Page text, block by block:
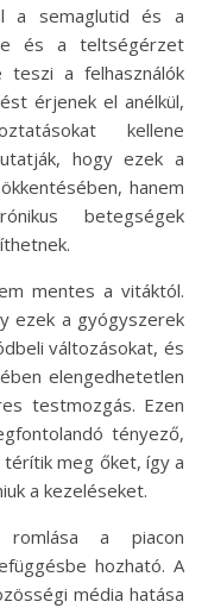
a semaglutid és a
és a teltségérzet
teszi a felhasználók
érjenek el anélkül,
kellene
hogy ezek a
hanem
betegségek
mentes a vitáktól.
ezek a gyógyszerek
változásokat, és
elengedhetetlen
testmozgás. Ezen
tényező,
meg őket, így a
a kezeléseket.
romlása a piacon
hozható. A
média hatása